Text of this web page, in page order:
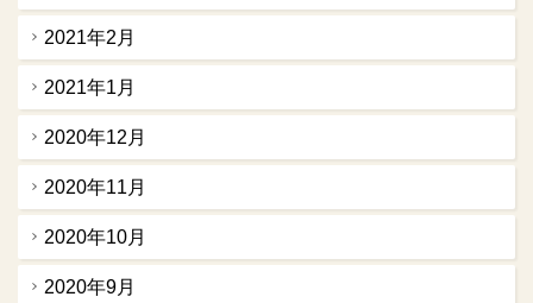
2021年2月
2021年1月
2020年12月
2020年11月
2020年10月
2020年9月